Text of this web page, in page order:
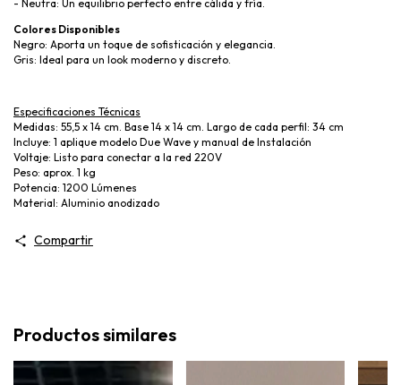
- Neutra: Un equilibrio perfecto entre cálida y fría.
Colores Disponibles
Negro: Aporta un toque de sofisticación y elegancia.
Gris: Ideal para un look moderno y discreto.
Especificaciones Técnicas
Medidas: 55,5 x 14 cm. Base 14 x 14 cm. Largo de cada perfil: 34 cm
Incluye: 1 aplique modelo Due Wave y manual de Instalación
Voltaje: Listo para conectar a la red 220V
Peso: aprox. 1 kg
Potencia: 1200 Lúmenes
Material: Aluminio anodizado
Compartir
Productos similares